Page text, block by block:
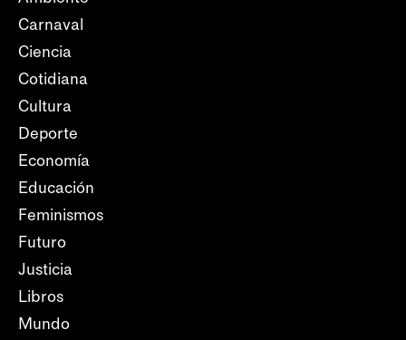
Carnaval
Ciencia
Cotidiana
Cultura
Deporte
Economía
Educación
Feminismos
Futuro
Justicia
Libros
Mundo